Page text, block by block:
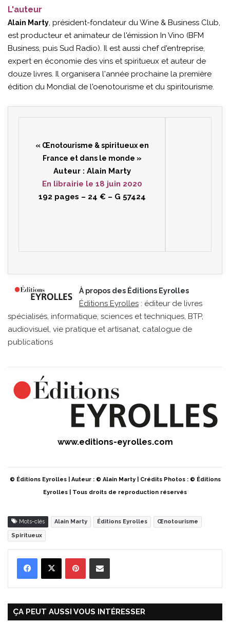
L'auteur
Alain Marty, président-fondateur du Wine & Business Club,
est producteur et animateur de l'émission In Vino (BFM
Business, puis Sud Radio). Il est aussi chef d'entreprise,
expert en économie des vins et spiritueux et auteur de
douze livres. Il organisera l'année prochaine la première
édition du Mondial de l'oenotourisme et du spiritourisme.
« Œnotourisme & spiritueux en
France et dans le monde »
Auteur : Alain Marty
En librairie le 18 juin 2020
192 pages – 24 € – G 57424
À propos des Éditions Eyrolles
Éditions Eyrolles : éditeur de livres
spécialisés, informatique, sciences et techniques, BTP,
audiovisuel, vie pratique et artisanat, catalogue de
publications
www.editions-eyrolles.com
© Éditions Eyrolles | Auteur : © Alain Marty | Crédits Photos : © Éditions
Eyrolles | Tous droits de reproduction réservés
Mots-clés Alain Marty Éditions Eyrolles Œnotourisme
Spiritueux
ÇA PEUT AUSSI VOUS INTÉRESSER